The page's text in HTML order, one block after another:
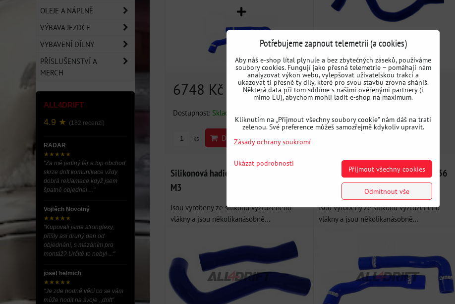
6748 Kč
Dostupnost: Skladem
ks DO KOŠÍKU
1698 Kčs DPH
Silikonová hadice na vodu BMW E46
M3
Jsou vyrobeny ze silikonu vyztuženého
vlákny a jsou několikanásobně...
Silikonová hadice na vodu BMW E36
325tds/M3
Jsou vyrobeny ze silikonu vyztuženého
vlákny a jsou několikanásobně...
OLEJE A NÁPLNĚ
VÝBAVA JEZDCE
VYBAVENÍ DÍLNY
PŘÍSLUŠENSTVÍ A
MERCH
ALL4DRIFT
4.9 ★ (182 recenzí)
RADAR
★★★★★
"Za mě jediný fér a top obchod
skrze drift komunikace vždy
dobrá reklamace když jsem
špatně objednal ..."
Vojtěch Novotný
★★★★★
"Kupovali jsme stronglexy,
přišly asi druhý den od
objednání, s mazáním pro
montáž? Určitě to nebyl ..."
josef helmich
★★★★★
"Je zde hodně věcí co se vám
může hodit na svoje ,,drift”
Potřebujeme zapnout telemetrii (a cookies)
Aby náš e-shop lítal plynule a bez zbytečných záseků, používáme
soubory cookies. Fungují jako přesná telemetrie – pomáhají nám
analyzovat výkon webu, vylepšovat uživatelskou trakci a
ukazovat ti přesně ty díly, které pro svou stavbu zrovna sháníš.
Některá data při tom sdílíme s našimi ověřenými partnery (i
mimo EU), abychom mohli ladit e-shop na maximum.
Kliknutím na „Přijmout všechny soubory cookie" nám dáš na trati
zelenou. Své preference můžeš samozřejmě kdykoliv upravit.
Zásady ochrany soukromí
Ukázat podrobnosti
Přijmout všechny cookies
Odmítnout vše